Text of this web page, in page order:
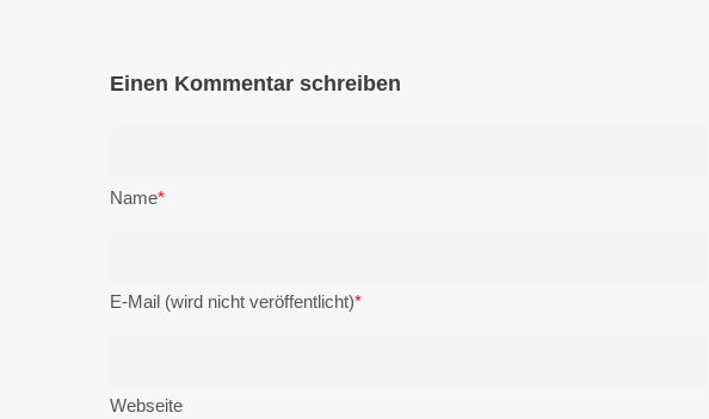
Einen Kommentar schreiben
Name*
E-Mail (wird nicht veröffentlicht)*
Webseite